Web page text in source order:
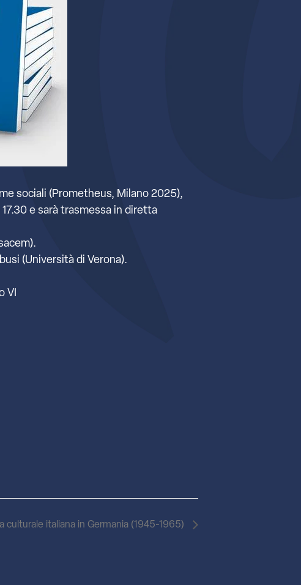
sociali (Prometheus, Milano 2025),
e sarà trasmessa in diretta
(Università di Verona).
VI
culturale italiana in Germania (1945-1965)